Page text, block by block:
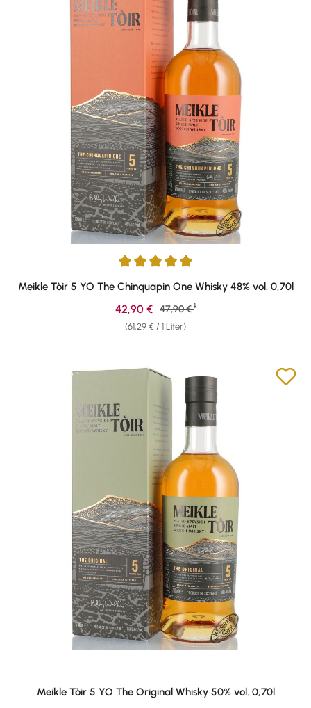
Durchschnittliche Bewertung von 5 von 5 Sternen
Meikle Tòir 5 YO The Chinquapin One Whisky 48% vol. 0,70l
(61,29 € / 1 Liter)
Verkaufspreis:
42,90 € Regulärer Preis:
47,90 € 1
Meikle Tòir 5 YO The Original Whisky 50% vol. 0,70l